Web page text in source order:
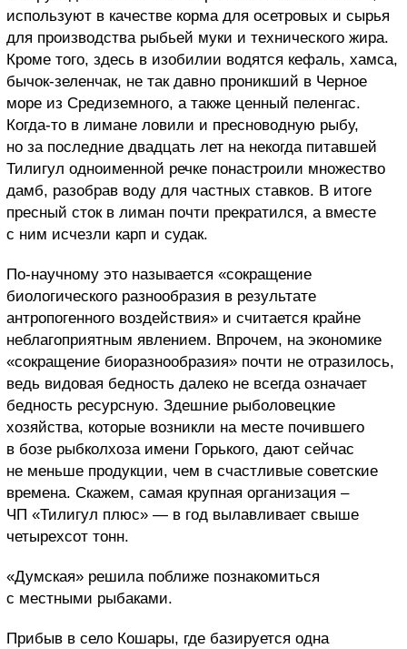
используют в качестве корма для осетровых и сырья
для производства рыбьей муки и технического жира.
Кроме того, здесь в изобилии водятся кефаль, хамса,
бычок-зеленчак, не так давно проникший в Черное
море из Средиземного, а также ценный пеленгас.
Когда-то в лимане ловили и пресноводную рыбу,
но за последние двадцать лет на некогда питавшей
Тилигул одноименной речке понастроили множество
дамб, разобрав воду для частных ставков. В итоге
пресный сток в лиман почти прекратился, а вместе
с ним исчезли карп и судак.
По-научному это называется «сокращение
биологического разнообразия в результате
антропогенного воздействия» и считается крайне
неблагоприятным явлением. Впрочем, на экономике
«сокращение биоразнообразия» почти не отразилось,
ведь видовая бедность далеко не всегда означает
бедность ресурсную. Здешние рыболовецкие
хозяйства, которые возникли на месте почившего
в бозе рыбколхоза имени Горького, дают сейчас
не меньше продукции, чем в счастливые советские
времена. Скажем, самая крупная организация –
ЧП «Тилигул плюс» — в год вылавливает свыше
четырехсот тонн.
«Думская» решила поближе познакомиться
с местными рыбаками.
Прибыв в село Кошары, где базируется одна